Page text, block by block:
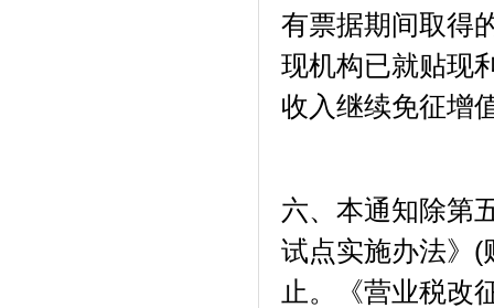
有票据期间取得
现机构已就贴现
收入继续免征增
六、本通知除第
试点实施办法》(
止。《营业税改